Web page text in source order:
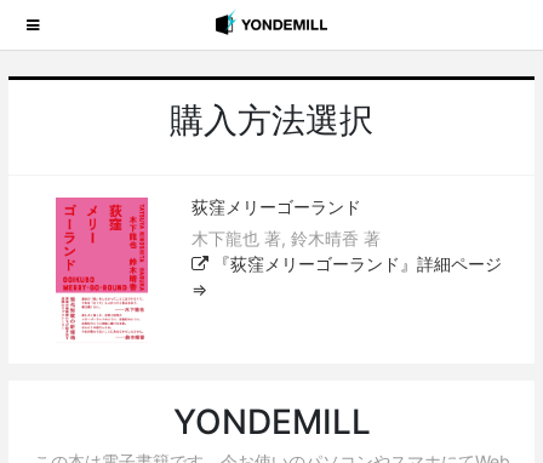
購入方法選択
荻窪メリーゴーランド
木下龍也 著, 鈴木晴香 著
『荻窪メリーゴーランド』詳細ページ
⇒
YONDEMILL